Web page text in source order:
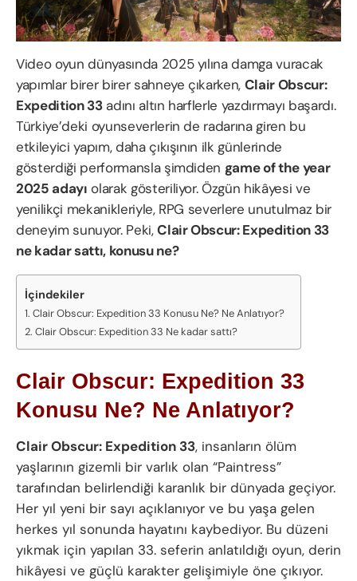
Video oyun dünyasında 2025 yılına damga vuracak
yapımlar birer birer sahneye çıkarken, Clair Obscur:
Expedition 33adını altın harflerle yazdırmayı başardı.
Türkiye’deki oyunseverlerin de radarına giren bu
etkileyici yapım, daha çıkışının ilk günlerinde
gösterdiği performansla şimdiden game of the year
2025 adayı olarak gösteriliyor. Özgün hikâyesi ve
yenilikçi mekanikleriyle, RPG severlere unutulmaz bir
deneyim sunuyor. Peki,Clair Obscur: Expedition 33
ne kadar sattı, konusu ne?
İçindekiler
Clair Obscur: Expedition 33 Konusu Ne? Ne Anlatıyor?
Clair Obscur: Expedition 33 Ne kadar sattı?
Clair Obscur: Expedition 33
Konusu Ne? Ne Anlatıyor?
Clair Obscur: Expedition 33, insanların ölüm
yaşlarının gizemli bir varlık olan “Paintress”
tarafından belirlendiği karanlık bir dünyada geçiyor.
Her yıl yeni bir sayı açıklanıyor ve bu yaşa gelen
herkes yıl sonunda hayatını kaybediyor. Bu düzeni
yıkmak için yapılan 33. seferin anlatıldığı oyun, derin
hikâyesi ve güçlü karakter gelişimiyle öne çıkıyor.